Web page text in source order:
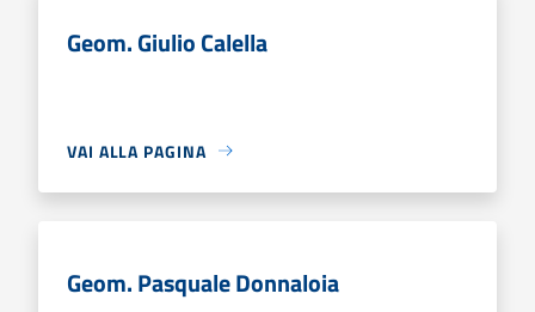
Geom. Giulio Calella
VAI ALLA PAGINA
Geom. Pasquale Donnaloia